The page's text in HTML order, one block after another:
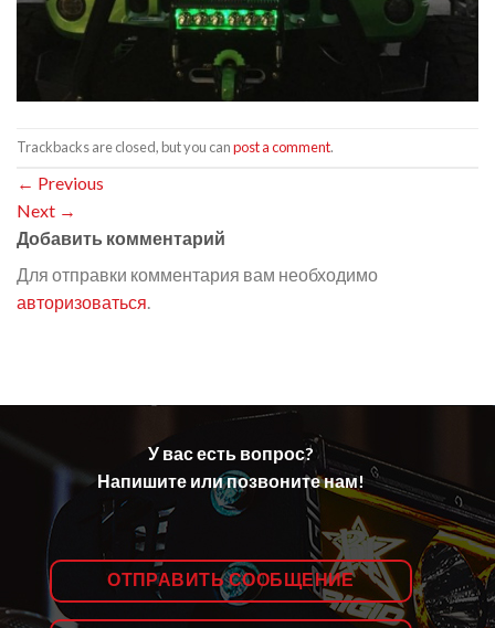
Trackbacks are closed, but you canpost a comment.
← Previous
Next →
Добавить комментарий
Для отправки комментария вам необходимо
авторизоваться.
У вас есть вопрос?
Напишите или позвоните нам!
ОТПРАВИТЬ СООБЩЕНИЕ